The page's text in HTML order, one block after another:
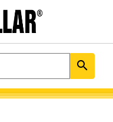
search